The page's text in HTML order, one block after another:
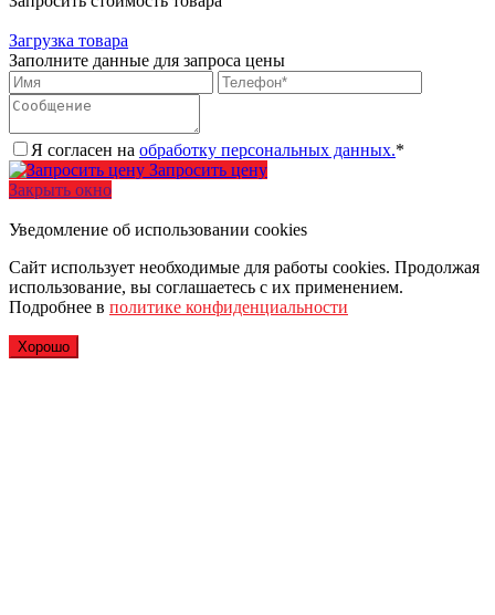
Загрузка товара
Заполните данные для запроса цены
Я согласен на обработку персональных данных.*
Запросить цену
Закрыть окно
Уведомление об использовании cookies
Сайт использует необходимые для работы cookies. Продолжая
использование, вы соглашаетесь с их применением.
Подробнее в политике конфиденциальности
Хорошо